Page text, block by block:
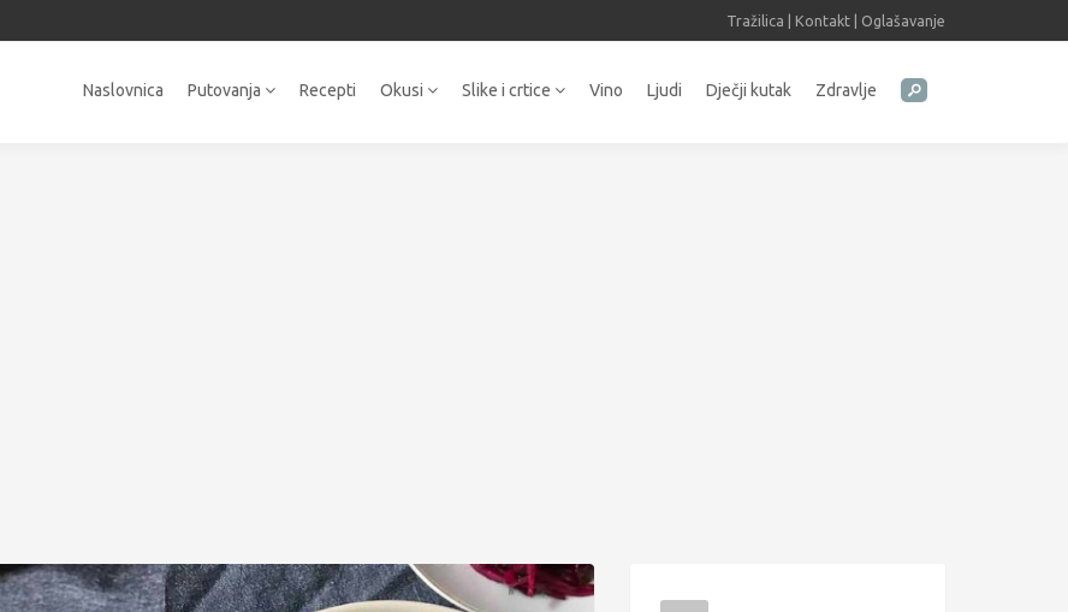
Tražilica Kontakt Oglašavanje
Naslovnica Putovanja Recepti Okusi Slike i crtice Vino Ljudi Dječji kutak Zdravlje